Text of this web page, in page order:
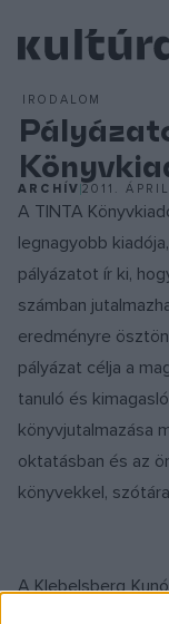
IRODALOM
ARCHÍV2011.
A TINTA
legnagyobb
pályázatot ír ki,
számban
eredményre
pályázat célja a
tanuló és
könyvjutalmazása
oktatásban és az
könyvekkel,
A Klebelsberg